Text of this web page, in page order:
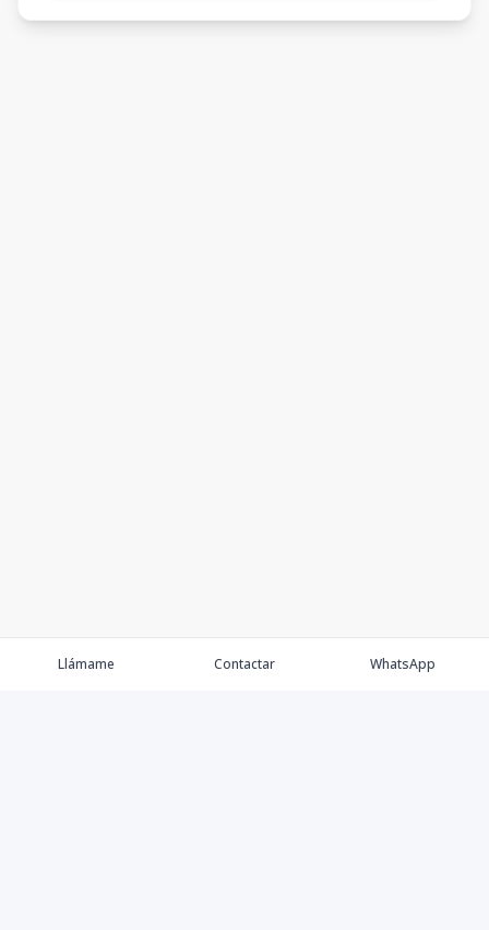
Llámame Contactar WhatsApp